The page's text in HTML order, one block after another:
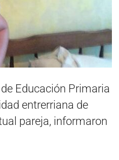
Educación Primaria
entrerriana de
pareja, informaron